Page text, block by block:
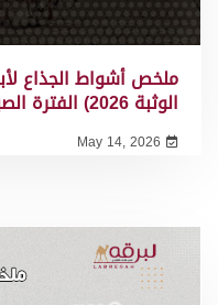
ملخص أشواط الجذاع
الوثبة 2026) الفترة الصباحية…
May 14, 2026